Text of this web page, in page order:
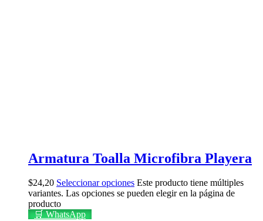
Armatura Toalla Microfibra Playera
$24,20 Seleccionar opciones Este producto tiene múltiples
variantes. Las opciones se pueden elegir en la página de
producto
🛒 WhatsApp